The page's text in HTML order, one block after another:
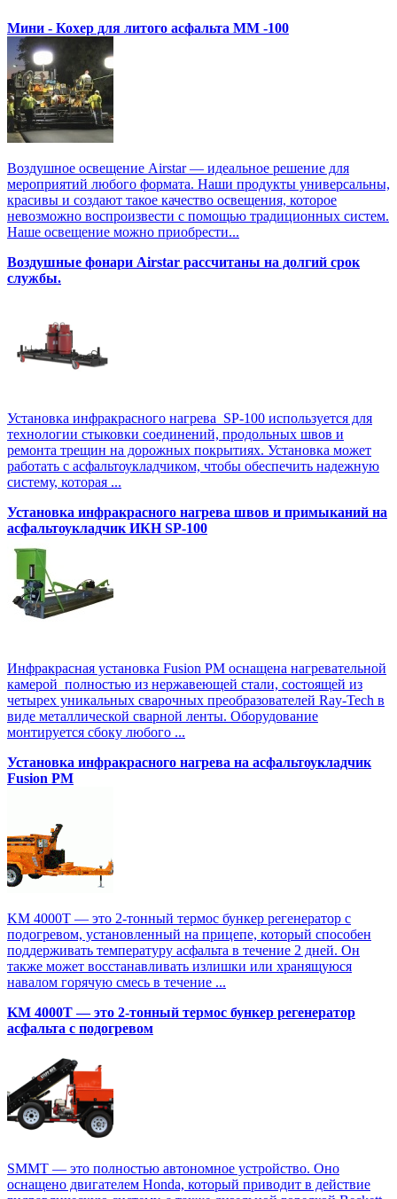
Мини - Кохер для литого асфальта MM -100
Воздушное освещение Airstar — идеальное решение для
мероприятий любого формата. Наши продукты универсальны,
красивы и создают такое качество освещения, которое
невозможно воспроизвести с помощью традиционных систем.
Наше освещение можно приобрести...
Воздушные фонари Airstar рассчитаны на долгий срок
службы.
Установка инфракрасного нагрева SP-100 используется для
технологии стыковки соединений, продольных швов и
ремонта трещин на дорожных покрытиях. Установка может
работать с асфальтоукладчиком, чтобы обеспечить надежную
систему, которая ...
Установка инфракрасного нагрева швов и примыканий на
асфальтоукладчик ИКН SP-100
Инфракрасная установка Fusion PM оснащена нагревательной
камерой полностью из нержавеющей стали, состоящей из
четырех уникальных сварочных преобразователей Ray-Tech в
виде металлической сварной ленты. Оборудование
монтируется сбоку любого ...
Установка инфракрасного нагрева на асфальтоукладчик
Fusion PM
KM 4000T — это 2-тонный термос бункер регенератор с
подогревом, установленный на прицепе, который способен
поддерживать температуру асфальта в течение 2 дней. Он
также может восстанавливать излишки или хранящуюся
навалом горячую смесь в течение ...
KM 4000T — это 2-тонный термос бункер регенератор
асфальта с подогревом
SMMT — это полностью автономное устройство. Оно
оснащено двигателем Honda, который приводит в действие